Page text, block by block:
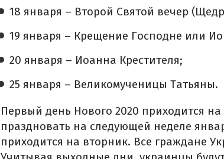
18 января – Второй Святой вечер
19 января – Крещение Господне или
20 января – Иоанна Крестителя;
25 января – Великомученицы Татьяны.
Первый день Нового 2020 приходится
праздновать на следующей неделе
приходится на вторник. Все граждане